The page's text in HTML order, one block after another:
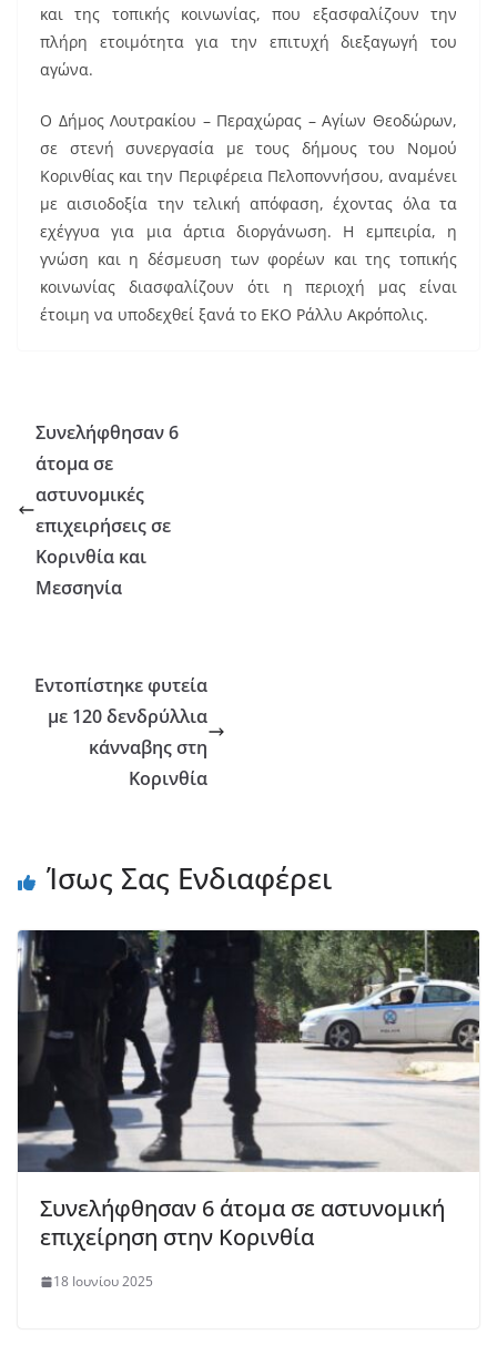
και της τοπικής κοινωνίας, που εξασφαλίζουν την
πλήρη ετοιμότητα για την επιτυχή διεξαγωγή του
αγώνα.
Ο Δήμος Λουτρακίου – Περαχώρας – Αγίων Θεοδώρων,
σε στενή συνεργασία με τους δήμους του Νομού
Κορινθίας και την Περιφέρεια Πελοποννήσου, αναμένει
με αισιοδοξία την τελική απόφαση, έχοντας όλα τα
εχέγγυα για μια άρτια διοργάνωση. Η εμπειρία, η
γνώση και η δέσμευση των φορέων και της τοπικής
κοινωνίας διασφαλίζουν ότι η περιοχή μας είναι
έτοιμη να υποδεχθεί ξανά το ΕΚΟ Ράλλυ Ακρόπολις.
Συνελήφθησαν 6
άτομα σε
αστυνομικές
επιχειρήσεις σε
Κορινθία και
Μεσσηνία
Εντοπίστηκε φυτεία
με 120 δενδρύλλια
κάνναβης στη
Κορινθία
Ίσως Σας Ενδιαφέρει
Συνελήφθησαν 6 άτομα σε αστυνομική
επιχείρηση στην Κορινθία
18 Ιουνίου 2025